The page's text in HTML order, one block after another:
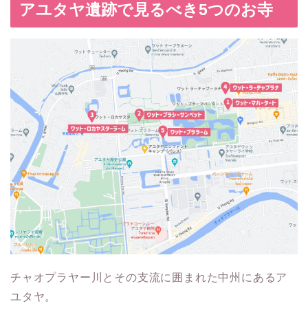
アユタヤ遺跡で見るべき5つのお寺
チャオプラヤー川とその支流に囲まれた中州にあるア
ユタヤ。